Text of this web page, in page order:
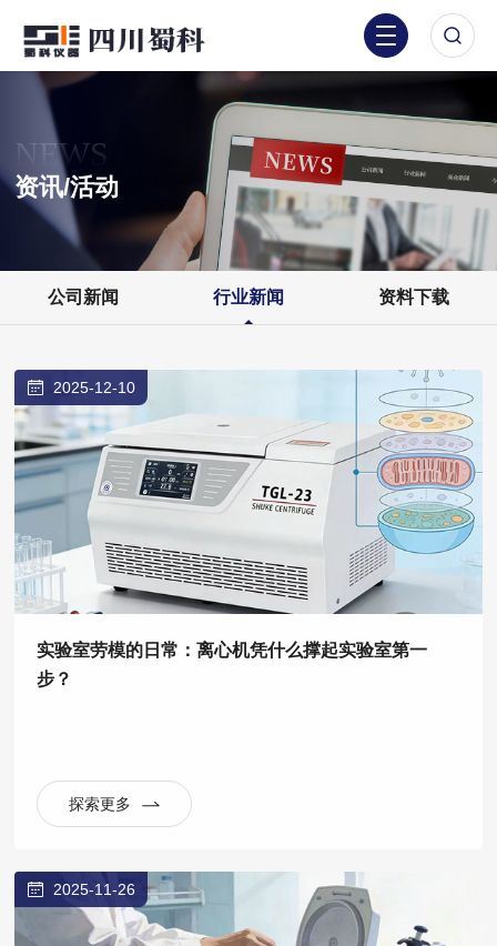
NEWS
资讯/活动
公司新闻 行业新闻 资料下载
2025-12-10
实验室劳模的日常：离心机凭什么撑起实验室第一
步？
探索更多
2025-11-26